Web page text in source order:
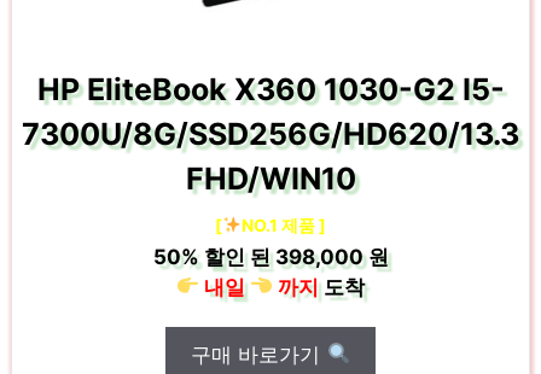
HP EliteBook X360 1030-G2 I5-
7300U/8G/SSD256G/HD620/13.3
FHD/WIN10
[ NO.1 제품 ]
50%할인 된398,000 원
내일
까지도착
구매 바로가기